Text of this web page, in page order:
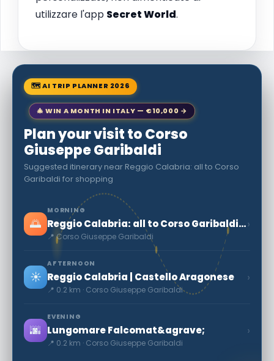
utilizzare l'app Secret World.
🗺 AI TRIP PLANNER 2026
🎄 WIN A MONTH IN ITALY — €10,000 →
Plan your visit to Corso
Giuseppe Garibaldi
Suggested itinerary near Reggio Calabria: all to Corso
Garibaldi for shopping
🌅
MORNING
Reggio Calabria: all to Corso Garibaldi for shopping
📍 Corso Giuseppe Garibaldi
›
☀️
AFTERNOON
Reggio Calabria | Castello Aragonese
📍 0.2 km · Corso Giuseppe Garibaldi
›
🌆
EVENING
Lungomare Falcomat&agrave;
📍 0.2 km · Corso Giuseppe Garibaldi
›